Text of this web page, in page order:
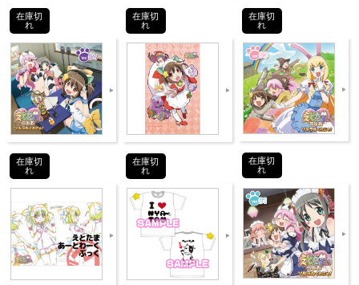
商品番
号
GOODS-0950
©えとたま製作委員会
お買い物ガイド
よくある質問
在庫切
れ
在庫切
れ
在庫切
れ
在庫切
れ
在庫切
れ
在庫切
れ